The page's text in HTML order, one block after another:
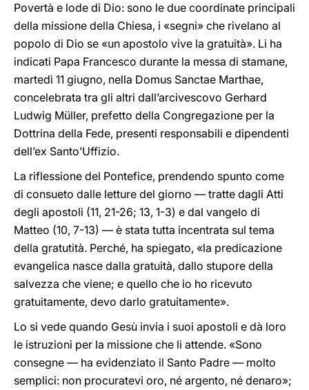
Povertà e lode di Dio: sono le due coordinate principali
della missione della Chiesa, i «segni» che rivelano al
popolo di Dio se «un apostolo vive la gratuità». Li ha
indicati Papa Francesco durante la messa di stamane,
martedì 11 giugno, nella Domus Sanctae Marthae,
concelebrata tra gli altri dall’arcivescovo Gerhard
Ludwig Müller, prefetto della Congregazione per la
Dottrina della Fede, presenti responsabili e dipendenti
dell’ex Santo’Uffizio.
La riflessione del Pontefice, prendendo spunto come
di consueto dalle letture del giorno — tratte dagli Atti
degli apostoli (11, 21-26; 13, 1-3) e dal vangelo di
Matteo (10, 7-13) — è stata tutta incentrata sul tema
della gratutità. Perché, ha spiegato, «la predicazione
evangelica nasce dalla gratuità, dallo stupore della
salvezza che viene; e quello che io ho ricevuto
gratuitamente, devo darlo gratuitamente».
Lo si vede quando Gesù invia i suoi apostoli e dà loro
le istruzioni per la missione che li attende. «Sono
consegne — ha evidenziato il Santo Padre — molto
semplici: non procuratevi oro, né argento, né denaro»;